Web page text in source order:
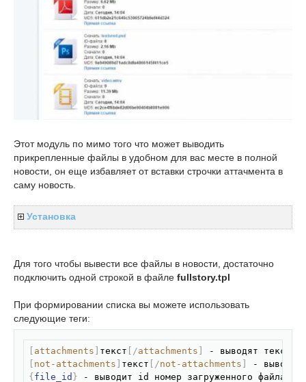
Этот модуль по мимо того что может выводить
прикрепленные файлы в удобном для вас месте в полной
новости, он еще избавляет от вставки строчки аттачмента в
саму новость.
Установка
Для того чтобы вывести все файлы в новости, достаточно
подключить одной строкой в файле fullstory.tpl
При формировании списка вы можете использовать
следующие теги:
attachments текст [/attachments
not-attachments текст [/not-attachments
{ file_id }